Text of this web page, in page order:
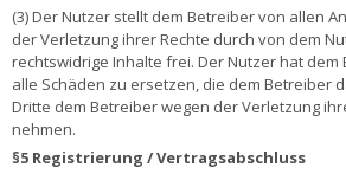
(3) Der Nutzer stellt dem Betreiber von allen
der Verletzung ihrer Rechte durch von dem
rechtswidrige Inhalte frei. Der Nutzer hat
alle Schäden zu ersetzen, die dem Betreiber
Dritte dem Betreiber wegen der Verletzung
nehmen.
§5 Registrierung / Vertragsabschluss